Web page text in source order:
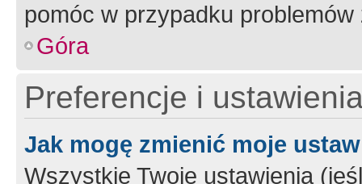
pomóc w przypadku
Góra
Preferencje i
Jak mogę zmienić moje
Wszystkie Twoje ustawienia